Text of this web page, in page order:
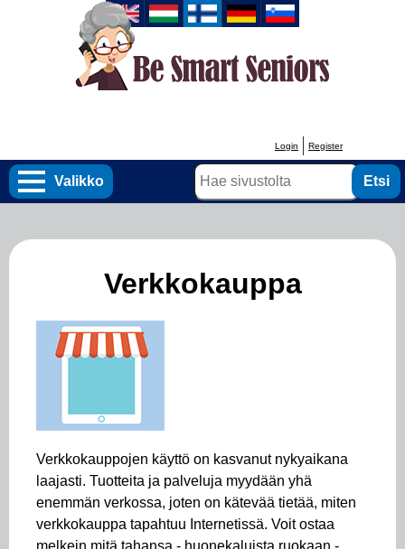
pääsisältöön
User
account
menu
Login Register
Valikko
Etsi
Verkkokauppa
Verkkokauppojen käyttö on kasvanut nykyaikana
laajasti. Tuotteita ja palveluja myydään yhä
enemmän verkossa, joten on kätevää tietää, miten
verkkokauppa tapahtuu Internetissä. Voit ostaa
melkein mitä tahansa - huonekaluista ruokaan -